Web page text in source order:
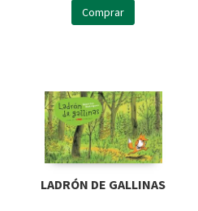
Comprar
LADRÓN DE GALLINAS